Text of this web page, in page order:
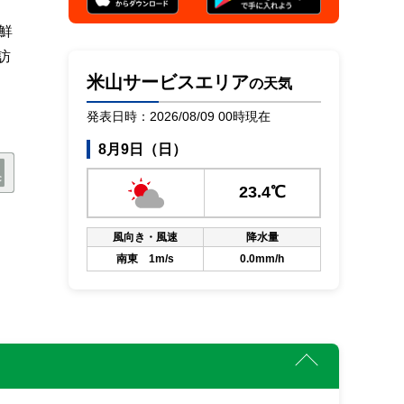
米山サービスエリアの天気
発表日時：2026/08/09 00時現在
8月9日（日）
23.4℃
風向き・風速
降水量
南東 1m/s
0.0mm/h